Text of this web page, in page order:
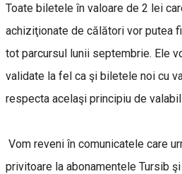
Toate biletele ȋn valoare de 2 lei
achiziţionate de călători vor putea
tot parcursul lunii septembrie. Ele
validate la fel ca şi biletele noi cu
respecta acelaşi principiu de
Vom reveni ȋn comunicatele care
privitoare la abonamentele Tursib